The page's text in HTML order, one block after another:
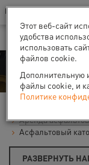
Ваш город:Санкт-
В Вашем регионе нет
Аренда
Аренда
Асфальтовый
РАЗВЕРНУТЬ
Этот веб-сайт
удобства
использовать
файлов cookie.
Дополнительную
файлы cookie, и
Политике